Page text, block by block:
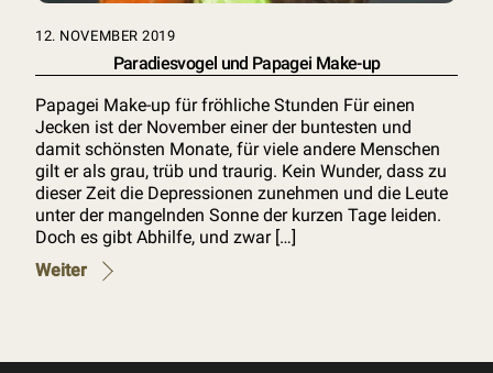
12. NOVEMBER 2019
Paradiesvogel und Papagei Make-up
Papagei Make-up für fröhliche Stunden Für einen
Jecken ist der November einer der buntesten und
damit schönsten Monate, für viele andere Menschen
gilt er als grau, trüb und traurig. Kein Wunder, dass zu
dieser Zeit die Depressionen zunehmen und die Leute
unter der mangelnden Sonne der kurzen Tage leiden.
Doch es gibt Abhilfe, und zwar […]
Weiter